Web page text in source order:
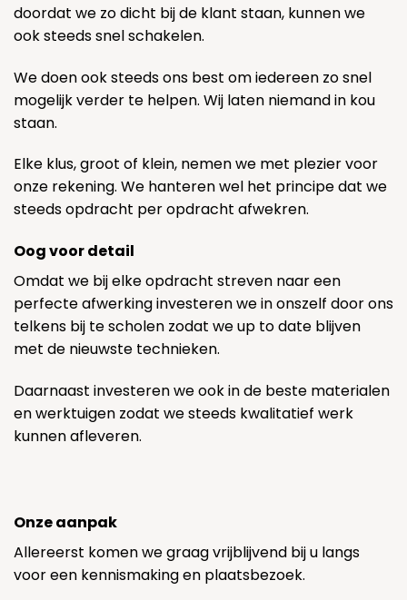
doordat we zo dicht bij de klant staan, kunnen we
ook steeds snel schakelen.
We doen ook steeds ons best om iedereen zo snel
mogelijk verder te helpen. Wij laten niemand in kou
staan.
Elke klus, groot of klein, nemen we met plezier voor
onze rekening. We hanteren wel het principe dat we
steeds opdracht per opdracht afwekren.
Oog voor detail
Omdat we bij elke opdracht streven naar een
perfecte afwerking investeren we in onszelf door ons
telkens bij te scholen zodat we up to date blijven
met de nieuwste technieken.
Daarnaast investeren we ook in de beste materialen
en werktuigen zodat we steeds kwalitatief werk
kunnen afleveren.
Onze aanpak
Allereerst komen we graag vrijblijvend bij u langs
voor een kennismaking en plaatsbezoek.